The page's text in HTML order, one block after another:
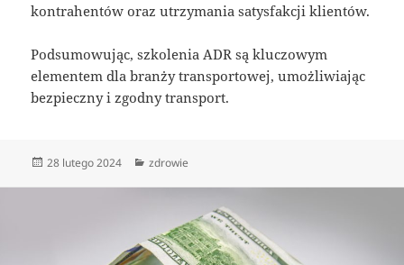
kontrahentów oraz utrzymania satysfakcji klientów.
Podsumowując, szkolenia ADR są kluczowym
elementem dla branży transportowej, umożliwiając
bezpieczny i zgodny transport.
Data
28 lutego 2024 Kategorie
zdrowie